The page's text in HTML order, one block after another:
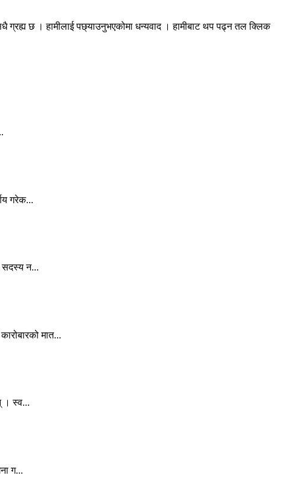
ग्रह्य छ । हामीलाई पछ्याउनुभएकोमा धन्यवाद । हामीबाट थप पढ्न तल क्लिक
गरेक...
सदस्य न...
मात...
। स्व...
ग...